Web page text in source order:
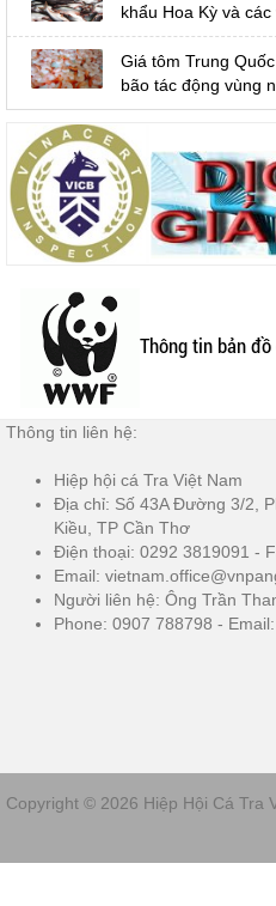
khẩu Hoa Kỳ và
Giá tôm Trung
bão tác động vùng
Thông tin bản
Thông tin liên hệ:
Hiệp hội cá Tra Việt Nam
Địa chỉ: Số 43A Đường 3/2,
Kiều, TP Cần Thơ
Điện thoại: 0292 3819091 -
Email:
Người liên hệ: Ông Trần
Phone: 0907 788798 -
Copyright © 2026 Hiệp Hội Cá Tra